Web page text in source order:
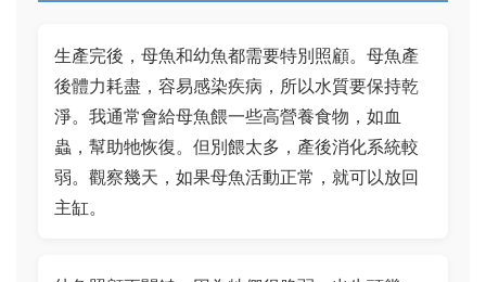
生產完後，母魚和幼魚都需要特別照顧。母魚產
後體力耗盡，容易感染疾病，所以水質要保持乾
淨。我通常會給母魚餵一些高營養食物，如血
蟲，幫助牠恢復。但別餵太多，產後消化系統較
弱。觀察幾天，如果母魚活動正常，就可以放回
主缸。